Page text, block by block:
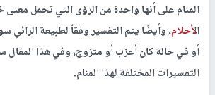
المنام على أنها واحدة من الرؤى التي تحمل
الأحلام، وأيضًا يتم التفسير وفقاً لطبيعة الرائي
أو في حالة كان أعزب أو متزوج، وفي هذا
التفسيرات المختلفة لهذا المنام.